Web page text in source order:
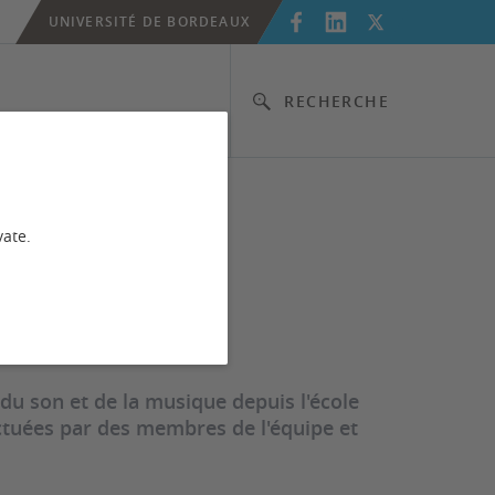
RECHERCHE
UNIVERSITÉ DE BORDEAUX
son et de la musique depuis l'école
par des membres de l'équipe et